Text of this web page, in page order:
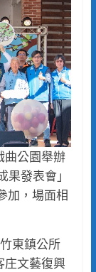
公園舉辦
果發表會」
加，場面相
東鎮公所
庄文藝復興